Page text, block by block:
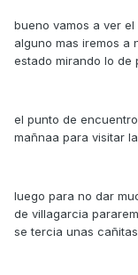
bueno vamos a ver
alguno mas iremos a
estado mirando lo de
el punto de
mañnaa para visitar
luego para no dar
de villagarcia
se tercia unas cañitas